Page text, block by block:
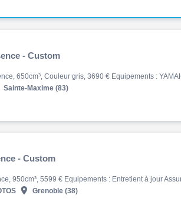
- Custom
Sainte-Maxime (83)
- Custom
 Grenoble (38)